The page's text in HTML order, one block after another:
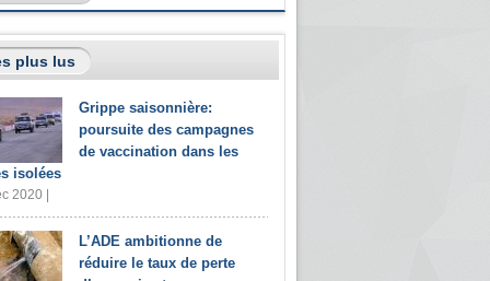
plus lus
Grippe saisonnière:
poursuite des campagnes
de vaccination dans les
isolées
2020 |
L’ADE ambitionne de
réduire le taux de perte